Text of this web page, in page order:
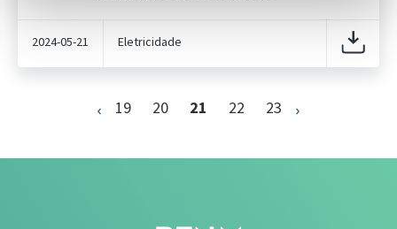
2024-05-21 Eletricidade
19 20 21 22 23